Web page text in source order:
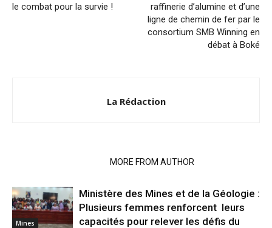
le combat pour la survie !
raffinerie d’alumine et d’une
ligne de chemin de fer par le
consortium SMB Winning en
débat à Boké
La Rédaction
MORE FROM AUTHOR
Mines
Ministère des Mines et de la Géologie :
Plusieurs femmes renforcent leurs
capacités pour relever les défis du